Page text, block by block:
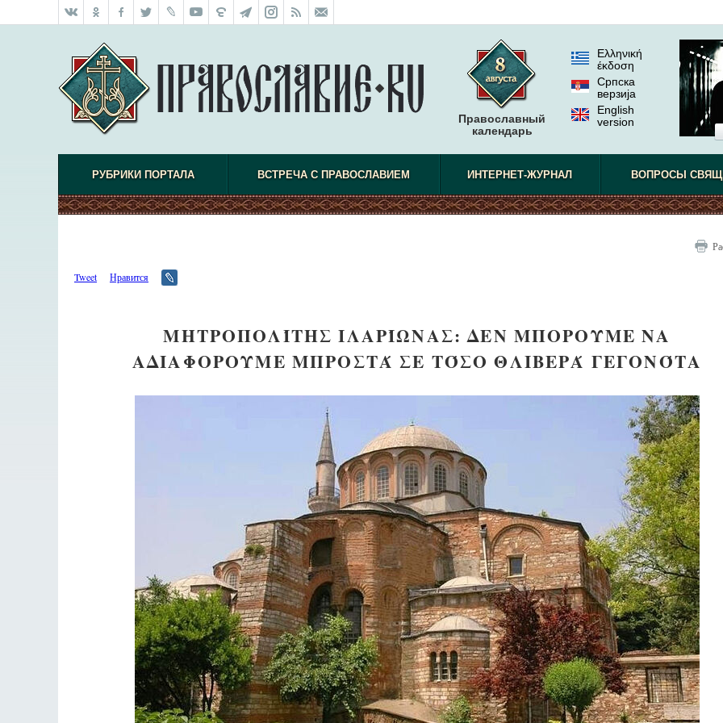
Православный
календарь
Ελληνική
έκδοση
Српска
верзиjа
English
version
РУБРИКИ ПОРТАЛА ВСТРЕЧА С ПРАВОСЛАВИЕМ ИНТЕРНЕТ-ЖУРНАЛ ВОПРОСЫ
Tweet Нравится
ΜΗΤΡΟΠΟΛΊΤΗΣ ΙΛΑΡΊΩΝΑΣ: ΔΕΝ ΜΠΟΡΟΎΜΕ ΝΑ
ΑΔΙΑΦΟΡΟΎΜΕ ΜΠΡΟΣΤΆ ΣΕ ΤΌΣΟ ΘΛΙΒΕΡΆ ΓΕΓΟΝΌΤΑ
Разлуки не будет
Великомученик Георгий Победоносец.
святого
Роман Котов